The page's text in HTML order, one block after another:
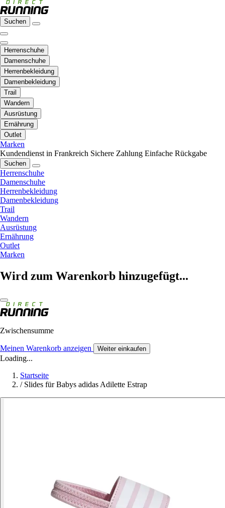
Suchen
Herrenschuhe
Damenschuhe
Herrenbekleidung
Damenbekleidung
Trail
Wandern
Ausrüstung
Ernährung
Outlet
Marken
Kundendienst in Frankreich Sichere Zahlung Einfache Rückgabe
Suchen
Herrenschuhe
Damenschuhe
Herrenbekleidung
Damenbekleidung
Trail
Wandern
Ausrüstung
Ernährung
Outlet
Marken
Wird zum Warenkorb hinzugefügt...
Zwischensumme
Meinen Warenkorb anzeigen Weiter einkaufen
Loading...
Startseite
/ Slides für Babys adidas Adilette Estrap